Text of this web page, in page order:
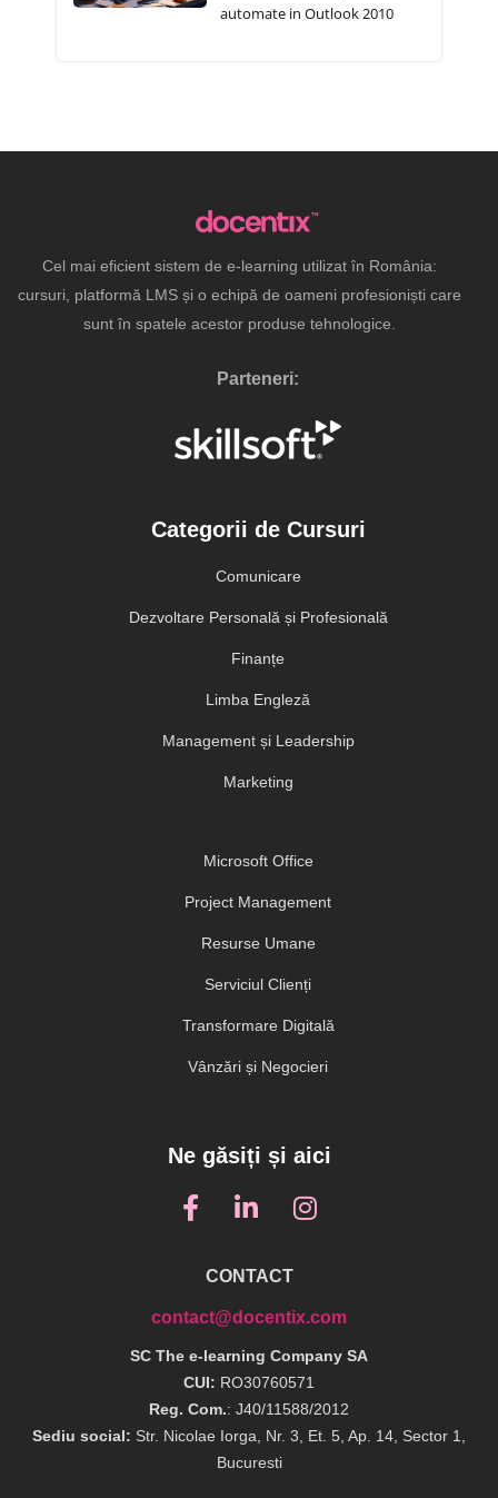
automate in Outlook 2010
Cel mai eficient sistem de e-learning utilizat în România:
cursuri, platformă LMS și o echipă de oameni profesioniști care
sunt în spatele acestor produse tehnologice.
Parteneri:
Categorii de Cursuri
Comunicare
Dezvoltare Personală și Profesională
Finanțe
Limba Engleză
Management și Leadership
Marketing
Microsoft Office
Project Management
Resurse Umane
Serviciul Clienți
Transformare Digitală
Vânzări și Negocieri
Ne găsiți și aici
CONTACT
contact@docentix.com
SC The e-learning Company SA
CUI: RO30760571
Reg. Com.: J40/11588/2012
Sediu social: Str. Nicolae Iorga, Nr. 3, Et. 5, Ap. 14, Sector 1,
Bucuresti